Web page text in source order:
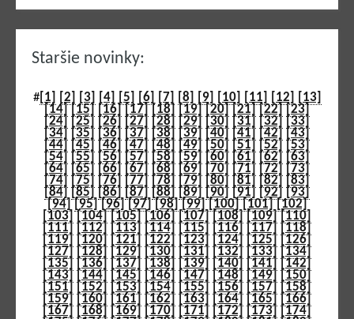
Staršie novinky:
#[1] [2] [3] [4] [5] [6] [7] [8] [9] [10] [11] [12]
[13]
[14] [15] [16] [17] [18] [19] [20] [21] [22] [23]
[24] [25] [26] [27] [28] [29] [30] [31] [32] [33]
[34] [35] [36] [37] [38] [39] [40] [41] [42] [43]
[44] [45] [46] [47] [48] [49] [50] [51] [52] [53]
[54] [55] [56] [57] [58] [59] [60] [61] [62] [63]
[64] [65] [66] [67] [68] [69] [70] [71] [72] [73]
[74] [75] [76] [77] [78] [79] [80] [81] [82] [83]
[84] [85] [86] [87] [88] [89] [90] [91] [92] [93]
[94] [95] [96] [97] [98] [99] [100] [101] [102]
[103] [104] [105] [106] [107] [108] [109] [110]
[111] [112] [113] [114] [115] [116] [117] [118]
[119] [120] [121] [122] [123] [124] [125] [126]
[127] [128] [129] [130] [131] [132] [133] [134]
[135] [136] [137] [138] [139] [140] [141] [142]
[143] [144] [145] [146] [147] [148] [149] [150]
[151] [152] [153] [154] [155] [156] [157] [158]
[159] [160] [161] [162] [163] [164] [165] [166]
[167] [168] [169] [170] [171] [172] [173] [174]